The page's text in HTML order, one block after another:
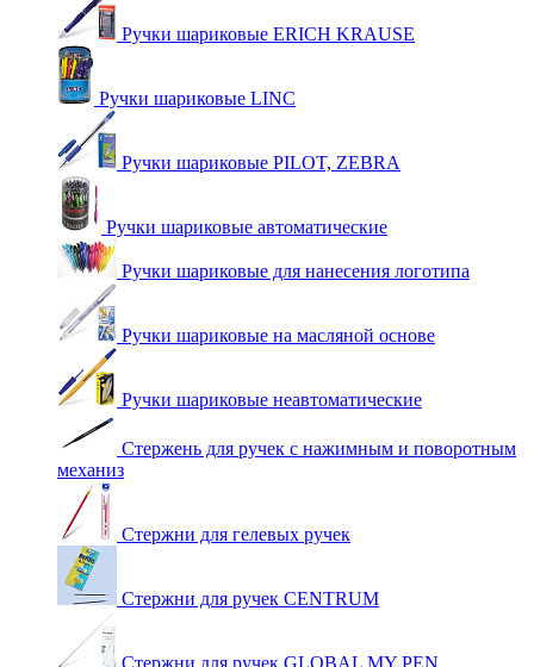
Ручки шариковые ERICH KRAUSE
Ручки шариковые LINC
Ручки шариковые PILOT, ZEBRA
Ручки шариковые автоматические
Ручки шариковые для нанесения логотипа
Ручки шариковые на масляной основе
Ручки шариковые неавтоматические
Стержень для ручек с нажимным и поворотным
механиз
Стержни для гелевых ручек
Стержни для ручек CENTRUM
Стержни для ручек GLOBAL MY PEN